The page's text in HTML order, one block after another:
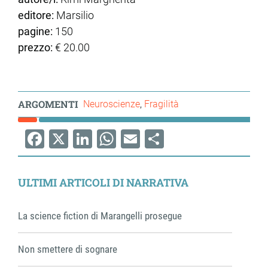
editore: Marsilio
pagine: 150
prezzo: € 20.00
ARGOMENTI Neuroscienze Fragilità
Facebook
X LinkedIn
WhatsApp
EmailShare
ULTIMI ARTICOLI DI NARRATIVA
La science fiction di Marangelli prosegue
Non smettere di sognare